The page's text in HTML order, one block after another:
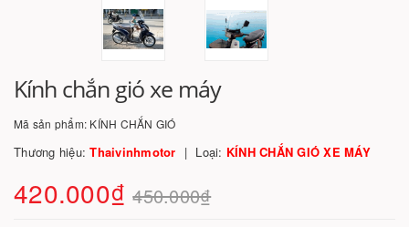
Kính chắn gió xe máy
Mã sản phẩm: KÍNH CHẮN GIÓ
Thương hiệu:Thaivinhmotor Loại: KÍNH CHẮN GIÓ XE MÁY
420.000₫ 450.000₫